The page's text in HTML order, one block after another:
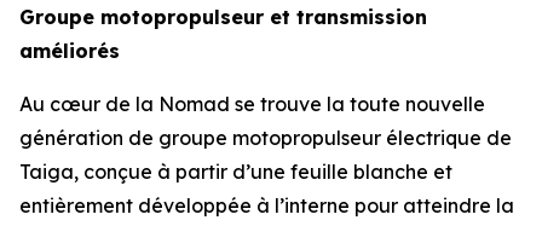
Groupe motopropulseur et transmission
améliorés
Au cœur de la Nomad se trouve la toute nouvelle
génération de groupe motopropulseur électrique de
Taiga, conçue à partir d’une feuille blanche et
entièrement développée à l’interne pour atteindre la